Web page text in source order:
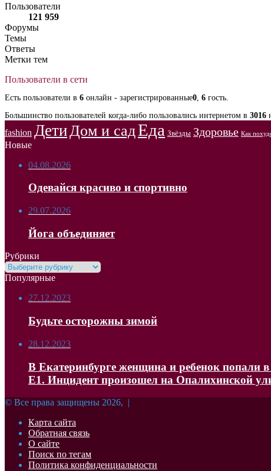
Пользователи
121 959
Форумы
Темы
Ответы
Метки тем
Пользователи в сети
Есть пользователи в 6 онлайн - зарегистрированные0 6 гость.
Большинство пользователей когда-либо пользовались интернетом в 3016
fashion Дети Дом и садЕда Звёзды Здоровье Как
Новые
04.08.2026
Одевайся красиво и спортивно
29.07.2026
Йога объединяет
Рубрики
Рубрики
Популярные
27.12.2023
Будьте осторожны зимой
28.12.2023
В Екатеринбурге женщина и ребенок попали
Е1. Инцидент произошел на Опалихинской
© Все права защищены 2026, |
Карта сайта
Обратная связь
О сайте
Поиск по тегам
Политика конфиденциальности